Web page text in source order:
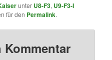
unter U8-F3, U9-F3-I
für den Permalink.
Kommentar